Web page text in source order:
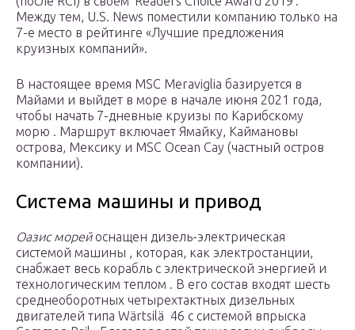
Между тем, U.S. News поместили компанию только на
7-е место в рейтинге «Лучшие предложения
круизных компаний».
В настоящее время MSC Meraviglia базируется в
Майами и выйдет в море в начале июня 2021 года,
чтобы начать 7-дневные круизы по Карибскому
морю . Маршрут включает Ямайку, Каймановы
острова, Мексику и MSC Ocean Cay (частный остров
компании).
Система машины и привод
Оазис морейоснащен дизель-электрическая
системой машины , которая, как электростанции,
снабжает весь корабль с электрической энергией и
технологическим теплом . В его состав входят шесть
среднеоборотных четырехтактных дизельных
двигателей типа Wärtsilä 46 с системой впрыска